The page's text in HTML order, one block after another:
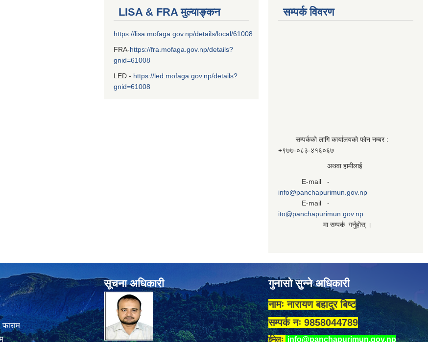
LISA & FRA मुल्याङ्कन
https://lisa.mofaga.gov.np/details/local/61008
FRA-https://fra.mofaga.gov.np/details?
gnid=61008
LED - https://led.mofaga.gov.np/details?
gnid=61008
सम्पर्क विवरण
सम्पर्कको लागि कार्यालयको फोन नम्बर :
+९७७-०८३‍-४१६०६७
अथवा हामीलाई
E-mail -
info@panchapurimun.gov.np
E-mail -
ito@panchapurimun.gov.np
मा सम्पर्क गर्नुहोस् ।
सूचना अधिकारी गुनासो सुन्ने अधिकारी
नामः नारायण बहादुर बिष्ट
सम्पर्क नः 9858044789
ईमेलः info@panchapurimun.gov.np